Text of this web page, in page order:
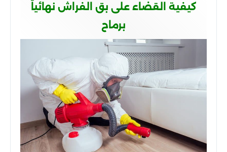
كيفية القضاء على بق الفراش نهائياً
برماح